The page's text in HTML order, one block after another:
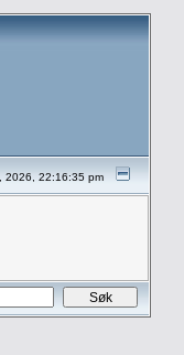
2026, 22:16:35 pm